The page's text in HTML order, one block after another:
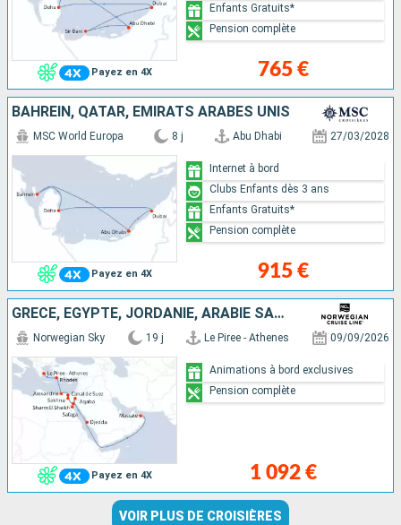
Payez en 4X 765 €
Enfants Gratuits*
Pension complète
BAHREIN, QATAR, EMIRATS ARABES UNIS
Payez en 4X
MSC World Europa 8 j Abu Dhabi 27/03/2028
915 €
Internet à bord
Clubs Enfants dès 3 ans
Enfants Gratuits*
Pension complète
GRÈCE, EGYPTE, JORDANIE, ARABIE SAOUDITE, OMAN
Payez en 4X
Norwegian Sky 19 j Le Piree - Athenes 09/09/2026
1 092 €
Animations à bord exclusives
Pension complète
VOIR PLUS DE CROISIÈRES